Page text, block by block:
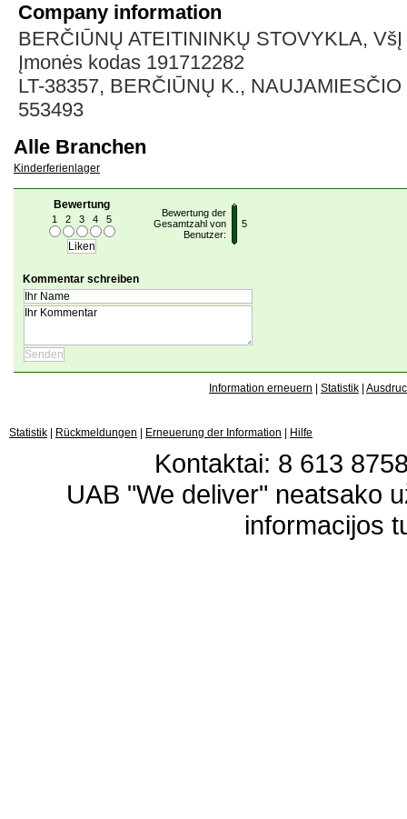
Company information
BERČIŪNŲ ATEITININKŲ STOVYKLA, VšĮ
Įmonės kodas 191712282
LT-38357, BERČIŪNŲ K.,
553493
Alle Branchen
Kinderferienlager
Bewertung
1 2 3 4 5
Bewertung der
Gesamtzahl von
Benutzer:
5
Kommentar schreiben
Information erneuern Statistik
Statistik Rückmeldungen Erneuerung der Information Hilfe
Kontaktai: 8 613
UAB "We deliver" neatsako
informacijos